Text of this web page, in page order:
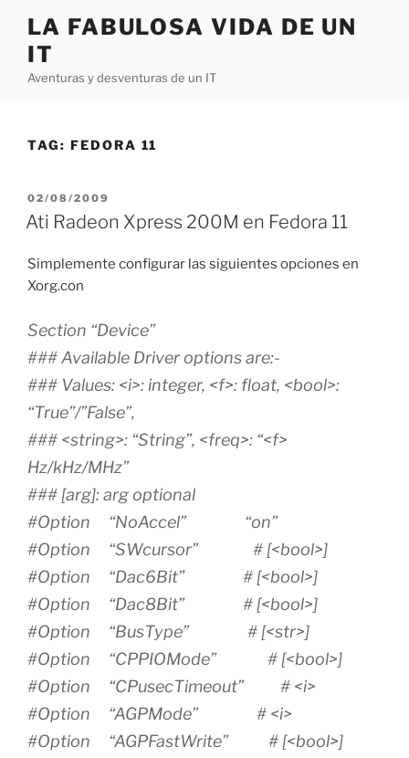
content
LA FABULOSA VIDA DE UN
IT
Aventuras y desventuras de un IT
TAG: FEDORA 11
POSTED
ON
02/08/2009
Ati Radeon Xpress 200M en Fedora 11
Simplemente configurar las siguientes opciones en
Xorg.con
Section “Device”
### Available Driver options are:-
### Values: <i>: integer, <f>: float, <bool>:
“True”/”False”,
### <string>: “String”, <freq>: “<f>
Hz/kHz/MHz”
### [arg]: arg optional
#Option “NoAccel” “on”
#Option “SWcursor” # [<bool>]
#Option “Dac6Bit” # [<bool>]
#Option “Dac8Bit” # [<bool>]
#Option “BusType” # [<str>]
#Option “CPPIOMode” # [<bool>]
#Option “CPusecTimeout” # <i>
#Option “AGPMode” # <i>
#Option “AGPFastWrite” # [<bool>]